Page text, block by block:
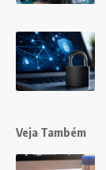
Veja Também